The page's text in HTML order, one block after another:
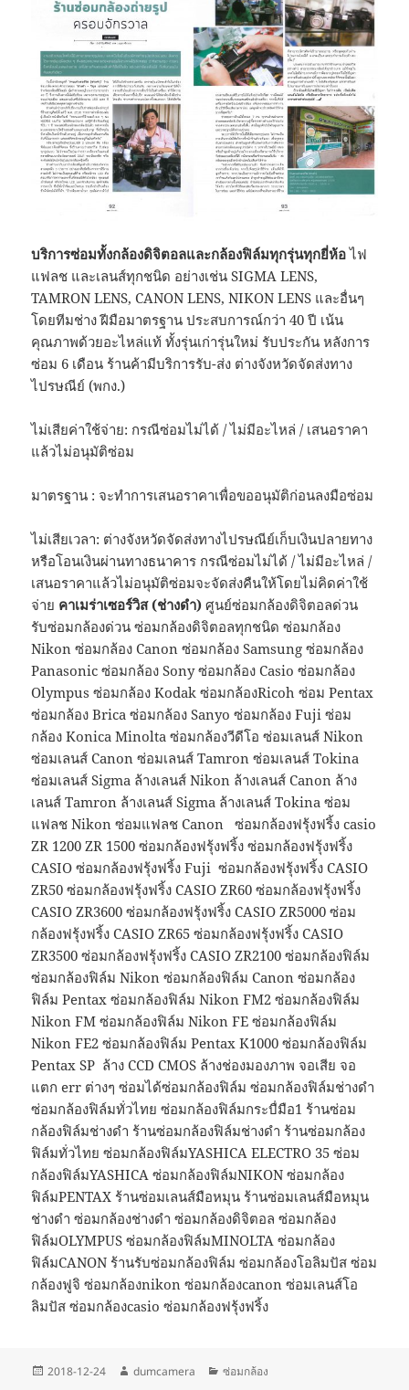
บริการซ่อมทั้งกล้องดิจิตอลและกล้องฟิล์มทุกรุ่นทุกยี่ห้อไฟ
แฟลช และเลนส์ทุกชนิด อย่างเช่น SIGMA LENS,
TAMRON LENS, CANON LENS, NIKON LENS และอื่นๆ
โดยทีมช่าง ฝีมือมาตรฐาน ประสบการณ์กว่า 40 ปี เน้น
คุณภาพด้วยอะไหล่แท้ ทั้งรุ่นเก่ารุ่นใหม่ รับประกัน หลังการ
ซ่อม 6 เดือน ร้านค้ามีบริการรับ-ส่ง ต่างจังหวัดจัดส่งทาง
ไปรษณีย์ (พกง.)
ไม่เสียค่าใช้จ่าย: กรณีซ่อมไม่ได้ / ไม่มีอะไหล่ / เสนอราคา
แล้วไม่อนุมัติซ่อม
มาตรฐาน : จะทำการเสนอราคาเพื่อขออนุมัติก่อนลงมือซ่อม
ไม่เสียเวลา: ต่างจังหวัดจัดส่งทางไปรษณีย์เก็บเงินปลายทาง
หรือโอนเงินผ่านทางธนาคาร กรณีซ่อมไม่ได้ / ไม่มีอะไหล่ /
เสนอราคาแล้วไม่อนุมัติซ่อมจะจัดส่งคืนให้โดยไม่คิดค่าใช้
จ่าย คาเมร่าเซอร์วิส (ช่างดำ) ศูนย์ซ่อมกล้องดิจิตอลด่วน
รับซ่อมกล้องด่วน ซ่อมกล้องดิจิตอลทุกชนิด ซ่อมกล้อง
Nikon ซ่อมกล้อง Canon ซ่อมกล้อง Samsung ซ่อมกล้อง
Panasonic ซ่อมกล้อง Sony ซ่อมกล้อง Casio ซ่อมกล้อง
Olympus ซ่อมกล้อง Kodak ซ่อมกล้องRicoh ซ่อม Pentax
ซ่อมกล้อง Brica ซ่อมกล้อง Sanyo ซ่อมกล้อง Fuji ซ่อม
กล้อง Konica Minolta ซ่อมกล้องวีดีโอ ซ่อมเลนส์ Nikon
ซ่อมเลนส์ Canon ซ่อมเลนส์ Tamron ซ่อมเลนส์ Tokina
ซ่อมเลนส์ Sigma ล้างเลนส์ Nikon ล้างเลนส์ Canon ล้าง
เลนส์ Tamron ล้างเลนส์ Sigma ล้างเลนส์ Tokina ซ่อม
แฟลช Nikon ซ่อมแฟลช Canon ซ่อมกล้องฟรุ้งฟริ้ง casio
ZR 1200 ZR 1500 ซ่อมกล้องฟรุ้งฟริ้ง ซ่อมกล้องฟรุ้งฟริ้ง
CASIO ซ่อมกล้องฟรุ้งฟริ้ง Fuji ซ่อมกล้องฟรุ้งฟริ้ง CASIO
ZR50 ซ่อมกล้องฟรุ้งฟริ้ง CASIO ZR60 ซ่อมกล้องฟรุ้งฟริ้ง
CASIO ZR3600 ซ่อมกล้องฟรุ้งฟริ้ง CASIO ZR5000 ซ่อม
กล้องฟรุ้งฟริ้ง CASIO ZR65 ซ่อมกล้องฟรุ้งฟริ้ง CASIO
ZR3500 ซ่อมกล้องฟรุ้งฟริ้ง CASIO ZR2100 ซ่อมกล้องฟิล์ม
ซ่อมกล้องฟิล์ม Nikon ซ่อมกล้องฟิล์ม Canon ซ่อมกล้อง
ฟิล์ม Pentax ซ่อมกล้องฟิล์ม Nikon FM2 ซ่อมกล้องฟิล์ม
Nikon FM ซ่อมกล้องฟิล์ม Nikon FE ซ่อมกล้องฟิล์ม
Nikon FE2 ซ่อมกล้องฟิล์ม Pentax K1000 ซ่อมกล้องฟิล์ม
Pentax SP ล้าง CCD CMOS ล้างช่องมองภาพ จอเสีย จอ
แตก err ต่างๆ ซ่อมได้ซ่อมกล้องฟิล์ม ซ่อมกล้องฟิล์มช่างดำ
ซ่อมกล้องฟิล์มทั่วไทย ซ่อมกล้องฟิล์มกระบื่มือ1 ร้านซ่อม
กล้องฟิล์มช่างดำ ร้านซ่อมกล้องฟิล์มช่างดำ ร้านซ่อมกล้อง
ฟิล์มทั่วไทย ซ่อมกล้องฟิล์มYASHICA ELECTRO 35 ซ่อม
กล้องฟิล์มYASHICA ซ่อมกล้องฟิล์มNIKON ซ่อมกล้อง
ฟิล์มPENTAX ร้านซ่อมเลนส์มือหมุน ร้านซ่อมเลนส์มือหมุน
ช่างดำ ซ่อมกล้องช่างดำ ซ่อมกล้องดิจิตอล ซ่อมกล้อง
ฟิล์มOLYMPUS ซ่อมกล้องฟิล์มMINOLTA ซ่อมกล้อง
ฟิล์มCANON ร้านรับซ่อมกล้องฟิล์ม ซ่อมกล้องโอลิมปัส ซ่อม
กล้องฟูจิ ซ่อมกล้องnikon ซ่อมกล้องcanon ซ่อมเลนส์โอ
ลิมปัส ซ่อมกล้องcasio ซ่อมกล้องฟรุ้งฟริ้ง
เขียน
2018-12-24
ผู้
dumcamera
หมวด
ซ่อมกล้อง